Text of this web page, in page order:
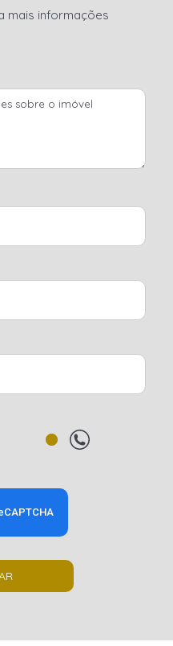
mais informações